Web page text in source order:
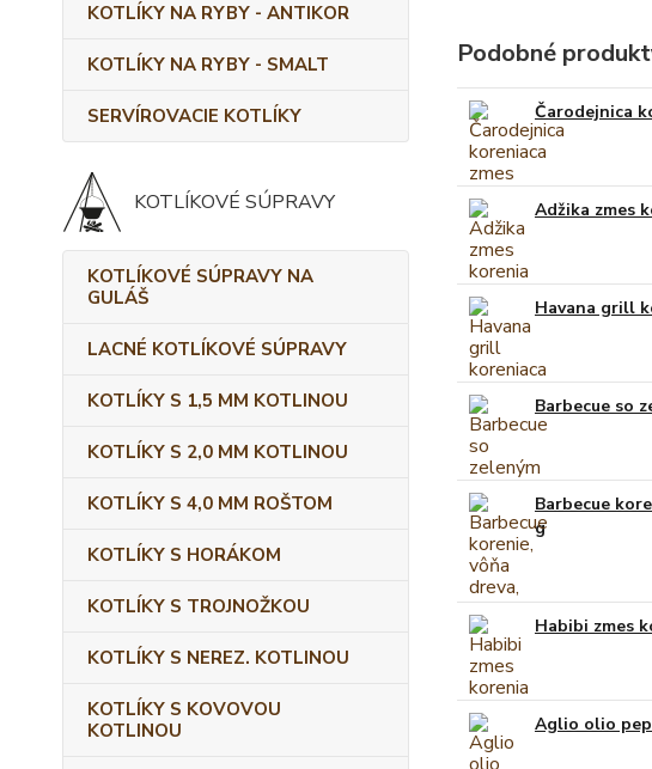
KOTLÍKY NA RYBY - ANTIKOR
KOTLÍKY NA RYBY - SMALT
SERVÍROVACIE KOTLÍKY
KOTLÍKOVÉ SÚPRAVY
KOTLÍKOVÉ SÚPRAVY NA
GULÁŠ
LACNÉ KOTLÍKOVÉ SÚPRAVY
KOTLÍKY S 1,5 MM KOTLINOU
KOTLÍKY S 2,0 MM KOTLINOU
KOTLÍKY S 4,0 MM ROŠTOM
KOTLÍKY S HORÁKOM
KOTLÍKY S TROJNOŽKOU
KOTLÍKY S NEREZ. KOTLINOU
KOTLÍKY S KOVOVOU
KOTLINOU
Podobné
Čarodejnica
Adžika zmes
Havana grill
Barbecue so
Barbecue
g
Habibi zmes
Aglio olio